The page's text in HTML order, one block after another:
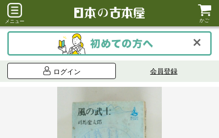
メニュー かご
ログイン 会員登録